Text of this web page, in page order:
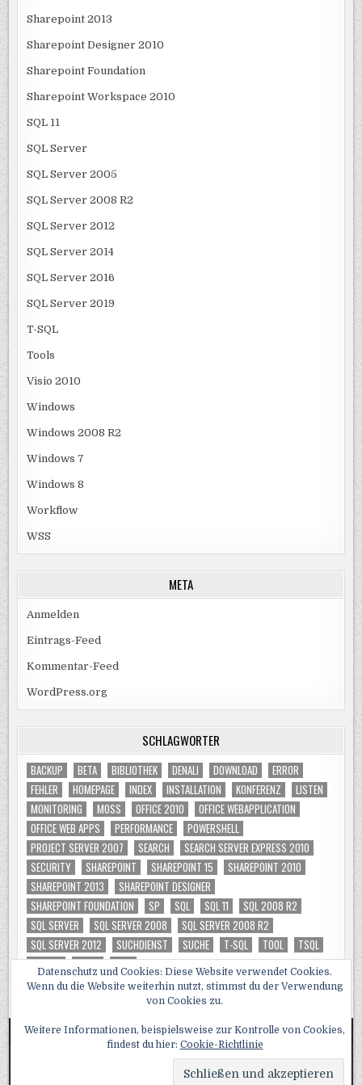
Datenschutz und Cookies: Diese Website verwendet Cookies.
Wenn du die Website weiterhin nutzt, stimmst du der Verwendung
von Cookies zu.
Weitere Informationen, beispielsweise zur Kontrolle von Cookies,
findest du hier: Cookie-Richtlinie
Sharepoint 2013
Sharepoint Designer 2010
Sharepoint Foundation
Sharepoint Workspace 2010
SQL 11
SQL Server
SQL Server 2005
SQL Server 2008 R2
SQL Server 2012
SQL Server 2014
SQL Server 2016
SQL Server 2019
T-SQL
Tools
Visio 2010
Windows
Windows 2008 R2
Windows 7
Windows 8
Workflow
WSS
META
Anmelden
Eintrags-Feed
Kommentar-Feed
WordPress.org
SCHLAGWÖRTER
BACKUP BETA BIBLIOTHEK DENALI DOWNLOAD
ERROR
FEHLER
HOMEPAGE INDEX INSTALLATION KONFERENZ
LISTEN
MONITORING
MOSS OFFICE 2010
OFFICE WEBAPPLICATION
OFFICE WEB APPS
PERFORMANCE
POWERSHELL
PROJECT SERVER 2007
SEARCH
SEARCH SERVER EXPRESS 2010
SECURITY
SHAREPOINT SHAREPOINT 15
SHAREPOINT 2010
SHAREPOINT 2013
SHAREPOINT DESIGNER
SHAREPOINT FOUNDATION
SP SQL SQL 11
SQL 2008 R2
SQL SERVER
SQL SERVER 2008
SQL SERVER 2008 R2
SQL SERVER 2012
SUCHDIENST SUCHE T-SQL TOOL
TSQL
TUNING
VIDEO WSS
Copyright © 2026 SQL, Sharepoint und Co